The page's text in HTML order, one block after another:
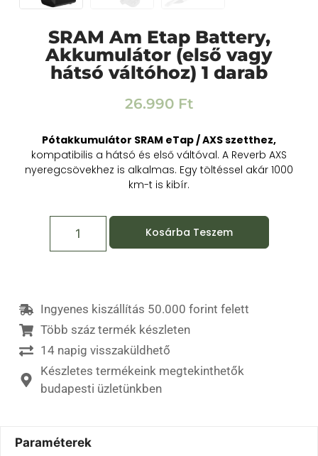
SRAM Am Etap Battery,
Akkumulátor (első vagy
hátsó váltóhoz) 1 darab
26.990 Ft
Pótakkumulátor SRAM eTap / AXS szetthez,
kompatibilis a hátsó és első váltóval. A Reverb AXS
nyeregcsövekhez is alkalmas. Egy töltéssel akár 1000
km-t is kibír.
Kosárba Teszem
Ingyenes kiszállítás 50.000 forint felett
Több száz termék készleten
14 napig visszaküldhető
Készletes termékeink megtekinthetők
budapesti üzletünkben
Paraméterek